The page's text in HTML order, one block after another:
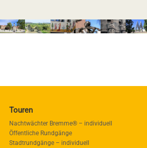
Touren
Nachtwächter Bremme® – individuell
Öffentliche Rundgänge
Stadtrundgänge – individuell